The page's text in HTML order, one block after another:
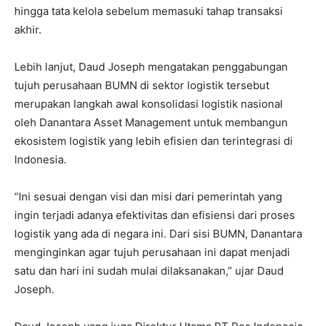
hingga tata kelola sebelum memasuki tahap transaksi
akhir.
Lebih lanjut, Daud Joseph mengatakan penggabungan
tujuh perusahaan BUMN di sektor logistik tersebut
merupakan langkah awal konsolidasi logistik nasional
oleh Danantara Asset Management untuk membangun
ekosistem logistik yang lebih efisien dan terintegrasi di
Indonesia.
“Ini sesuai dengan visi dan misi dari pemerintah yang
ingin terjadi adanya efektivitas dan efisiensi dari proses
logistik yang ada di negara ini. Dari sisi BUMN, Danantara
menginginkan agar tujuh perusahaan ini dapat menjadi
satu dan hari ini sudah mulai dilaksanakan,” ujar Daud
Joseph.